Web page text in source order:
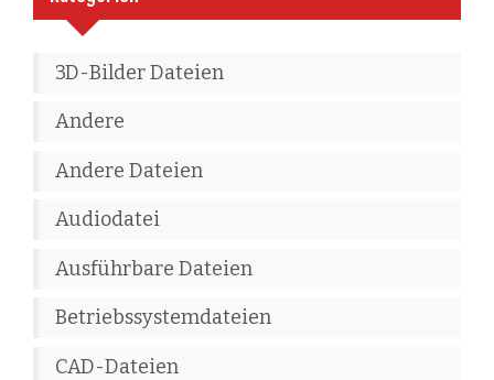
3D-Bilder Dateien
Andere
Andere Dateien
Audiodatei
Ausführbare Dateien
Betriebssystemdateien
CAD-Dateien